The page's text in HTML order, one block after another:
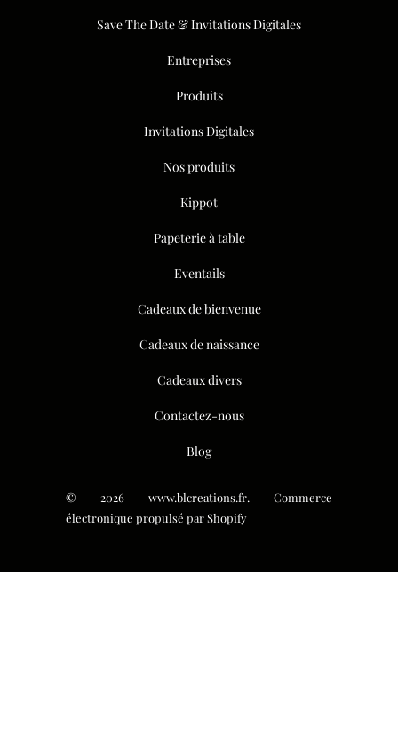
Save The Date & Invitations Digitales
Entreprises
Produits
Invitations Digitales
Nos produits
Kippot
Papeterie à table
Eventails
Cadeaux de bienvenue
Cadeaux de naissance
Cadeaux divers
Contactez-nous
Blog
© 2026 www.blcreations.fr. Commerce
électronique propulsé par Shopify